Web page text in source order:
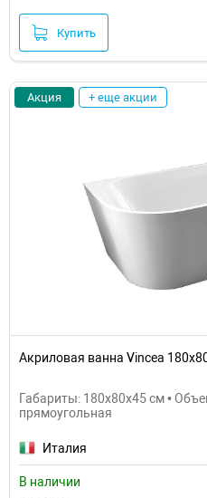
Купить
Акция + еще акции
Акриловая ванна Vincea
Габариты: 180x80x45 см •
прямоугольная
Италия
В наличии